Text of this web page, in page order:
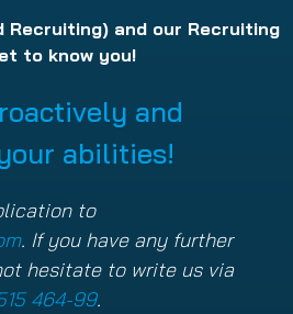
Recruiting) and our Recruiting
to know you!
and
abilities!
to
. If you have any further
hesitate to write us via
464-99.